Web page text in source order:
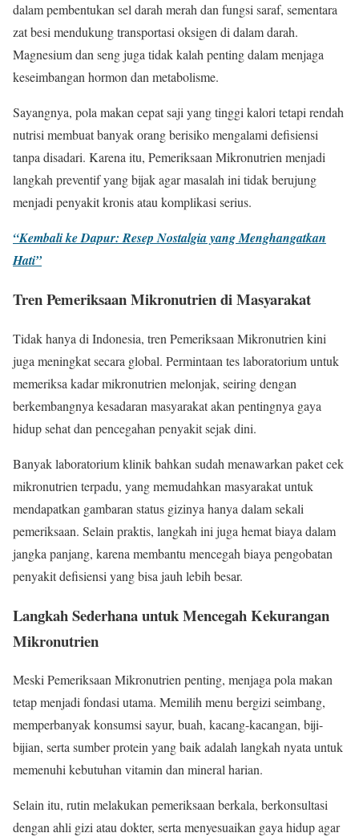
dalam pembentukan sel darah merah dan fungsi saraf, sementara
zat besi mendukung transportasi oksigen di dalam darah.
Magnesium dan seng juga tidak kalah penting dalam menjaga
keseimbangan hormon dan metabolisme.
Sayangnya, pola makan cepat saji yang tinggi kalori tetapi rendah
nutrisi membuat banyak orang berisiko mengalami defisiensi
tanpa disadari. Karena itu, Pemeriksaan Mikronutrien menjadi
langkah preventif yang bijak agar masalah ini tidak berujung
menjadi penyakit kronis atau komplikasi serius.
“Kembali ke Dapur: Resep Nostalgia yang Menghangatkan
Hati”
Tren Pemeriksaan Mikronutrien di Masyarakat
Tidak hanya di Indonesia, tren Pemeriksaan Mikronutrien kini
juga meningkat secara global. Permintaan tes laboratorium untuk
memeriksa kadar mikronutrien melonjak, seiring dengan
berkembangnya kesadaran masyarakat akan pentingnya gaya
hidup sehat dan pencegahan penyakit sejak dini.
Banyak laboratorium klinik bahkan sudah menawarkan paket cek
mikronutrien terpadu, yang memudahkan masyarakat untuk
mendapatkan gambaran status gizinya hanya dalam sekali
pemeriksaan. Selain praktis, langkah ini juga hemat biaya dalam
jangka panjang, karena membantu mencegah biaya pengobatan
penyakit defisiensi yang bisa jauh lebih besar.
Langkah Sederhana untuk Mencegah Kekurangan
Mikronutrien
Meski Pemeriksaan Mikronutrien penting, menjaga pola makan
tetap menjadi fondasi utama. Memilih menu bergizi seimbang,
memperbanyak konsumsi sayur, buah, kacang-kacangan, biji-
bijian, serta sumber protein yang baik adalah langkah nyata untuk
memenuhi kebutuhan vitamin dan mineral harian.
Selain itu, rutin melakukan pemeriksaan berkala, berkonsultasi
dengan ahli gizi atau dokter, serta menyesuaikan gaya hidup agar